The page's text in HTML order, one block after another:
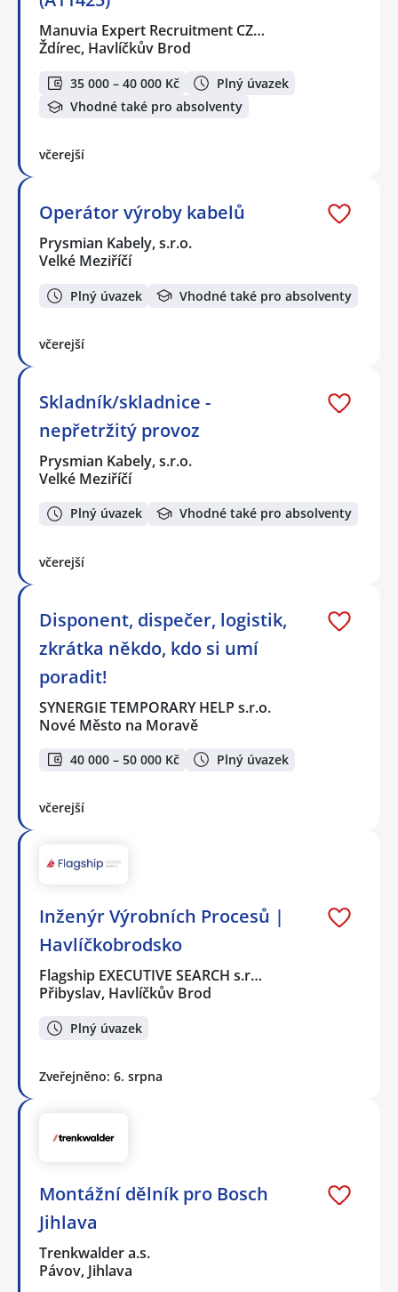
Manuvia Expert Recruitment CZ…
Ždírec, Havlíčkův Brod
35 000 – 40 000 Kč
Plný úvazek
Vhodné také pro absolventy
včerejší
Operátor výroby kabelů
Prysmian Kabely, s.r.o.
Velké Meziříčí
Plný úvazek Vhodné také pro absolventy
včerejší
Skladník/skladnice -
nepřetržitý provoz
Prysmian Kabely, s.r.o.
Velké Meziříčí
Plný úvazek Vhodné také pro absolventy
včerejší
Disponent, dispečer, logistik,
zkrátka někdo, kdo si umí
poradit!
SYNERGIE TEMPORARY HELP s.r.o.
Nové Město na Moravě
40 000 – 50 000 Kč Plný úvazek
včerejší
Inženýr Výrobních Procesů |
Havlíčkobrodsko
Flagship EXECUTIVE SEARCH s.r…
Přibyslav, Havlíčkův Brod
Plný úvazek
Zveřejněno: 6. srpna
Montážní dělník pro Bosch
Jihlava
Trenkwalder a.s.
Pávov, Jihlava